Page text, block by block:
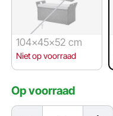
104x45x52 cm
Niet op voorraad
Op voorraad